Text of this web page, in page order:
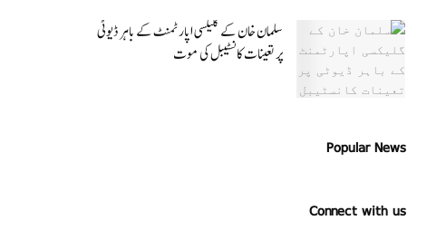
سلمان خان کے گلیکسی اپارٹمنٹ کے باہر ڈیوٹی
پر تعینات کانسٹیبل کی موت
Popular News
Connect with us